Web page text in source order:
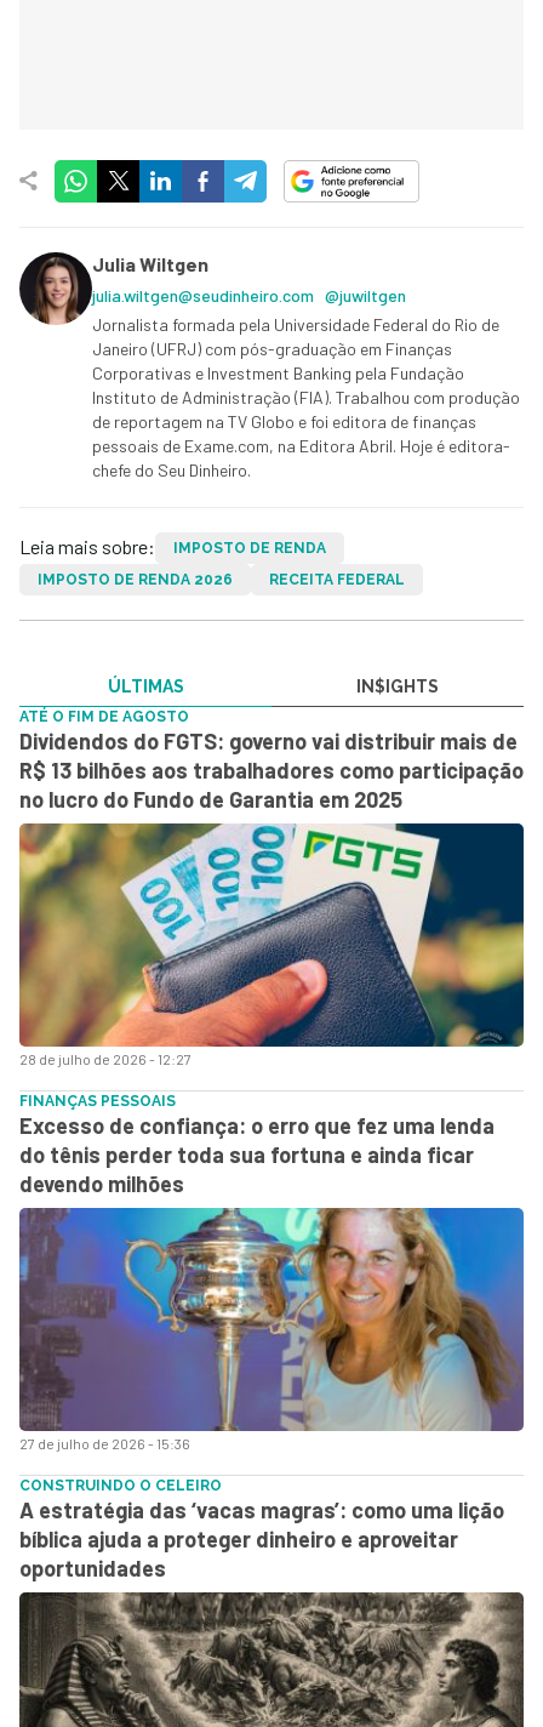
Julia Wiltgen
julia.wiltgen@seudinheiro.com @juwiltgen
Jornalista formada pela Universidade Federal do Rio de
Janeiro (UFRJ) com pós-graduação em Finanças
Corporativas e Investment Banking pela Fundação
Instituto de Administração (FIA). Trabalhou com produção
de reportagem na TV Globo e foi editora de finanças
pessoais de Exame.com, na Editora Abril. Hoje é editora-
chefe do Seu Dinheiro.
Leia mais sobre:
IMPOSTO DE RENDA
IMPOSTO DE RENDA 2026
RECEITA FEDERAL
ÚLTIMAS IN$IGHTS
28 de julho de 2026 - 12:27
ATÉ O FIM DE AGOSTO
Dividendos do FGTS: governo vai distribuir mais de
R$ 13 bilhões aos trabalhadores como participação
no lucro do Fundo de Garantia em 2025
27 de julho de 2026 - 15:36
FINANÇAS PESSOAIS
Excesso de confiança: o erro que fez uma lenda
do tênis perder toda sua fortuna e ainda ficar
devendo milhões
CONSTRUINDO O CELEIRO
A estratégia das ‘vacas magras’: como uma lição
bíblica ajuda a proteger dinheiro e aproveitar
oportunidades